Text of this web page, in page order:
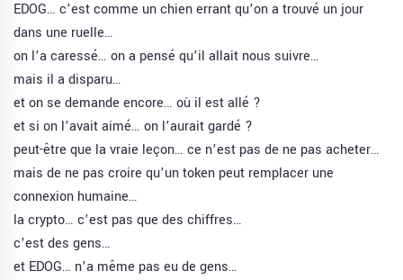
EDOG… c’est comme un chien errant qu’on a trouvé un jour
dans une ruelle…
on l’a caressé… on a pensé qu’il allait nous suivre…
mais il a disparu…
et on se demande encore… où il est allé ?
et si on l’avait aimé… on l’aurait gardé ?
peut-être que la vraie leçon… ce n’est pas de ne pas acheter…
mais de ne pas croire qu’un token peut remplacer une
connexion humaine…
la crypto… c’est pas que des chiffres…
c’est des gens…
et EDOG… n’a même pas eu de gens…